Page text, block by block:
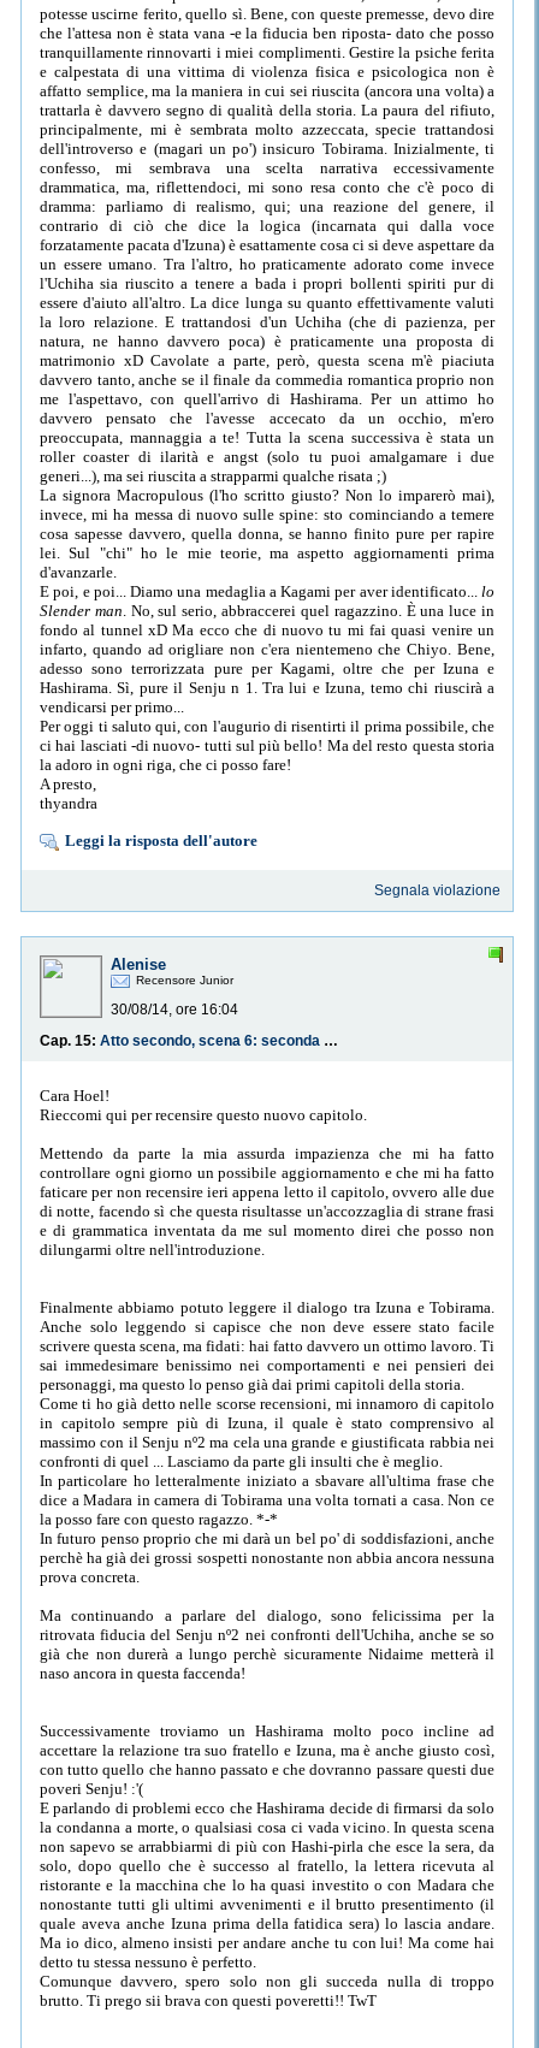
potesse uscirne ferito, quello sì. Bene, con queste premesse, devo dire
che l'attesa non è stata vana -e la fiducia ben riposta- dato che posso
tranquillamente rinnovarti i miei complimenti. Gestire la psiche ferita
e calpestata di una vittima di violenza fisica e psicologica non è
affatto semplice, ma la maniera in cui sei riuscita (ancora una volta) a
trattarla è davvero segno di qualità della storia. La paura del rifiuto,
principalmente, mi è sembrata molto azzeccata, specie trattandosi
dell'introverso e (magari un po') insicuro Tobirama. Inizialmente, ti
confesso, mi sembrava una scelta narrativa eccessivamente
drammatica, ma, riflettendoci, mi sono resa conto che c'è poco di
dramma: parliamo di realismo, qui; una reazione del genere, il
contrario di ciò che dice la logica (incarnata qui dalla voce
forzatamente pacata d'Izuna) è esattamente cosa ci si deve aspettare da
un essere umano. Tra l'altro, ho praticamente adorato come invece
l'Uchiha sia riuscito a tenere a bada i propri bollenti spiriti pur di
essere d'aiuto all'altro. La dice lunga su quanto effettivamente valuti
la loro relazione. E trattandosi d'un Uchiha (che di pazienza, per
natura, ne hanno davvero poca) è praticamente una proposta di
matrimonio xD Cavolate a parte, però, questa scena m'è piaciuta
davvero tanto, anche se il finale da commedia romantica proprio non
me l'aspettavo, con quell'arrivo di Hashirama. Per un attimo ho
davvero pensato che l'avesse accecato da un occhio, m'ero
preoccupata, mannaggia a te! Tutta la scena successiva è stata un
roller coaster di ilarità e angst (solo tu puoi amalgamare i due
generi...), ma sei riuscita a strapparmi qualche risata ;)
La signora Macropulous (l'ho scritto giusto? Non lo imparerò mai),
invece, mi ha messa di nuovo sulle spine: sto cominciando a temere
cosa sapesse davvero, quella donna, se hanno finito pure per rapire
lei. Sul "chi" ho le mie teorie, ma aspetto aggiornamenti prima
d'avanzarle.
E poi, e poi... Diamo una medaglia a Kagami per aver identificato...
lo
Slender man . No, sul serio, abbraccerei quel ragazzino. È una luce in
fondo al tunnel xD Ma ecco che di nuovo tu mi fai quasi venire un
infarto, quando ad origliare non c'era nientemeno che Chiyo. Bene,
adesso sono terrorizzata pure per Kagami, oltre che per Izuna e
Hashirama. Sì, pure il Senju n 1. Tra lui e Izuna, temo chi riuscirà a
vendicarsi per primo...
Per oggi ti saluto qui, con l'augurio di risentirti il prima possibile, che
ci hai lasciati -di nuovo- tutti sul più bello! Ma del resto questa storia
la adoro in ogni riga, che ci posso fare!
A presto,
thyandra
Leggi la risposta dell'autore
Segnala violazione
Alenise
Recensore Junior
30/08/14, ore 16:04
Cap. 15:
Atto secondo, scena 6: seconda parte
Cara Hoel!
Rieccomi qui per recensire questo nuovo capitolo.
Mettendo da parte la mia assurda impazienza che mi ha fatto
controllare ogni giorno un possibile aggiornamento e che mi ha fatto
faticare per non recensire ieri appena letto il capitolo, ovvero alle due
di notte, facendo sì che questa risultasse un'accozzaglia di strane frasi
e di grammatica inventata da me sul momento direi che posso non
dilungarmi oltre nell'introduzione.
Finalmente abbiamo potuto leggere il dialogo tra Izuna e Tobirama.
Anche solo leggendo si capisce che non deve essere stato facile
scrivere questa scena, ma fidati: hai fatto davvero un ottimo lavoro. Ti
sai immedesimare benissimo nei comportamenti e nei pensieri dei
personaggi, ma questo lo penso già dai primi capitoli della storia.
Come ti ho già detto nelle scorse recensioni, mi innamoro di capitolo
in capitolo sempre più di Izuna, il quale è stato comprensivo al
massimo con il Senju nº2 ma cela una grande e giustificata rabbia nei
confronti di quel ... Lasciamo da parte gli insulti che è meglio.
In particolare ho letteralmente iniziato a sbavare all'ultima frase che
dice a Madara in camera di Tobirama una volta tornati a casa. Non ce
la posso fare con questo ragazzo. *-*
In futuro penso proprio che mi darà un bel po' di soddisfazioni, anche
perchè ha già dei grossi sospetti nonostante non abbia ancora nessuna
prova concreta.
Ma continuando a parlare del dialogo, sono felicissima per la
ritrovata fiducia del Senju nº2 nei confronti dell'Uchiha, anche se so
già che non durerà a lungo perchè sicuramente Nidaime metterà il
naso ancora in questa faccenda!
Successivamente troviamo un Hashirama molto poco incline ad
accettare la relazione tra suo fratello e Izuna, ma è anche giusto così,
con tutto quello che hanno passato e che dovranno passare questi due
poveri Senju! :'(
E parlando di problemi ecco che Hashirama decide di firmarsi da solo
la condanna a morte, o qualsiasi cosa ci vada vicino. In questa scena
non sapevo se arrabbiarmi di più con Hashi-pirla che esce la sera, da
solo, dopo quello che è successo al fratello, la lettera ricevuta al
ristorante e la macchina che lo ha quasi investito o con Madara che
nonostante tutti gli ultimi avvenimenti e il brutto presentimento (il
quale aveva anche Izuna prima della fatidica sera) lo lascia andare.
Ma io dico, almeno insisti per andare anche tu con lui! Ma come hai
detto tu stessa nessuno è perfetto.
Comunque davvero, spero solo non gli succeda nulla di troppo
brutto. Ti prego sii brava con questi poveretti!! TwT